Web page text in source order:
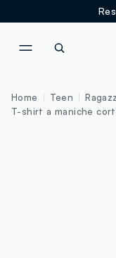
Home Teen
T-shirt a maniche